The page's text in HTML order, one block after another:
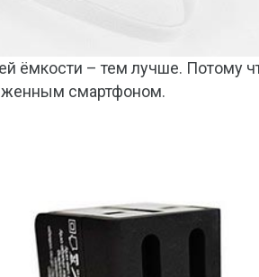
ёмкости – тем лучше. Потому
смартфоном.